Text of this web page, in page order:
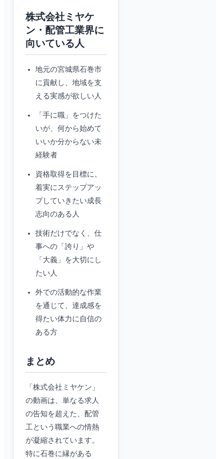
株式会社ミヤケ
ン・配管工業界に
向いている人
地元の宮城県石巻市
に貢献し、地域を支
える実感が欲しい人
「手に職」をつけた
いが、何から始めて
いいか分からない未
経験者
資格取得を目標に、
着実にステップアッ
プしていきたい成長
志向のある人
技術だけでなく、仕
事への「誇り」や
「大義」を大切にし
たい人
外での活動的な作業
を通じて、達成感を
得たい体力に自信の
ある方
まとめ
「株式会社ミヤケン」
の動画は、単なる求人
の告知を超えた、配管
工という職業への情熱
が凝縮されています。
特に石巻に縁がある